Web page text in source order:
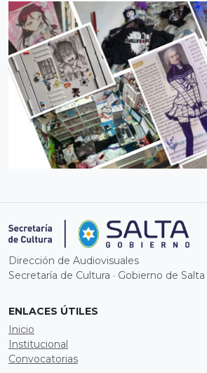
Presupuestos para
audiovisuales
Abierta hasta 01/01/2027
Abierta hasta 01/01/2027
Dirección de Audiovisuales
Secretaría de Cultura · Gobierno de Salta
ENLACES ÚTILES
Inicio
Institucional
Convocatorias